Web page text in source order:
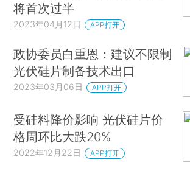
将首次过半
2023年04月12日 APP打开
政协委员白重恩：建议不限制
光伏硅片制备技术出口
2023年03月06日 APP打开
受硅料降价影响 光伏硅片价
格周环比大跌20%
2022年12月22日 APP打开